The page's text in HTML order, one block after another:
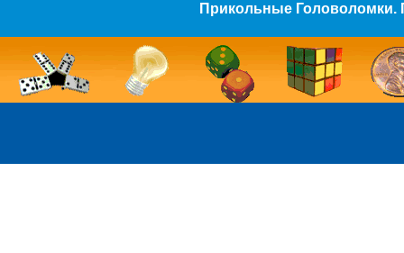
Прикольные Головоломки.